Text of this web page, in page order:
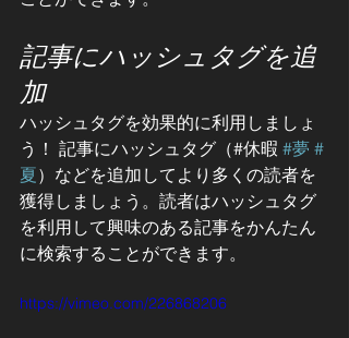
記事にハッシュタグを追
加
ハッシュタグを効果的に利用しましょ
う！ 記事にハッシュタグ（#休暇 #夢 #
夏）などを追加してより多くの読者を
獲得しましょう。読者はハッシュタグ
を利用して興味のある記事をかんたん
に検索することができます。
https://vimeo.com/226868206